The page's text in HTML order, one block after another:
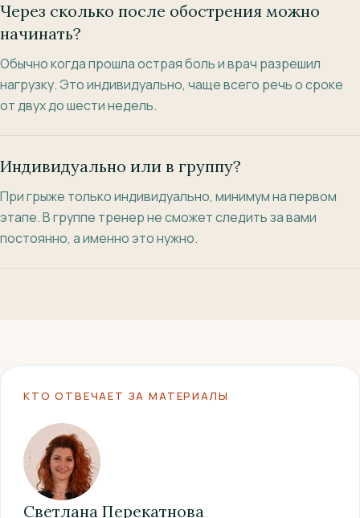
Через сколько после обострения можно
начинать?
Обычно когда прошла острая боль и врач разрешил
нагрузку. Это индивидуально, чаще всего речь о сроке
от двух до шести недель.
Индивидуально или в группу?
При грыже только индивидуально, минимум на первом
этапе. В группе тренер не сможет следить за вами
постоянно, а именно это нужно.
КТО ОТВЕЧАЕТ ЗА МАТЕРИАЛЫ
Светлана Перекатнова